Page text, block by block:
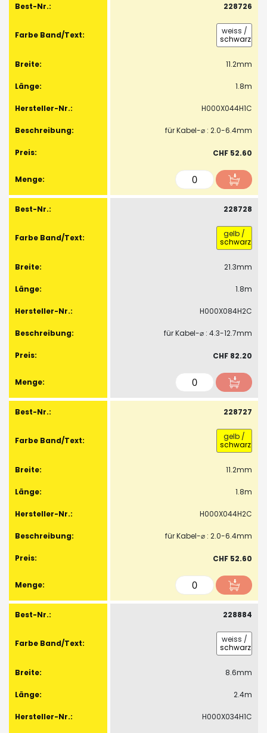
228726
weiss /
schwarz
11.2mm
1.8m
H000X044H1C
für Kabel-⌀ : 2.0-6.4mm
CHF 52.60
228728
gelb /
schwarz
21.3mm
1.8m
H000X084H2C
für Kabel-⌀ : 4.3-12.7mm
CHF 82.20
228727
gelb /
schwarz
11.2mm
1.8m
H000X044H2C
für Kabel-⌀ : 2.0-6.4mm
CHF 52.60
228884
weiss /
schwarz
8.6mm
2.4m
H000X034H1C